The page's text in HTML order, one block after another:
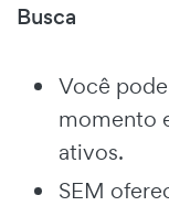
Busca
Você
momento
ativos.
SEM